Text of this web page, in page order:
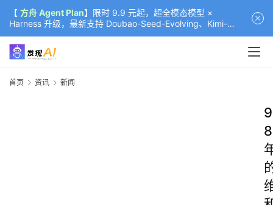
【 方舟 Agent Plan】限时 9.9 元起，超全模态模型 ×
Harness 升级，最新支持 Doubao-Seed-Evolving、Kimi-
K3（部分）、GLM-5.2
首页 资讯 新闻
9
8